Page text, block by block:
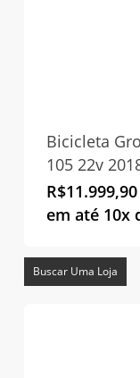
Bicicleta
105 22v
R$11.999,90
em até 10x
Buscar Uma Loja